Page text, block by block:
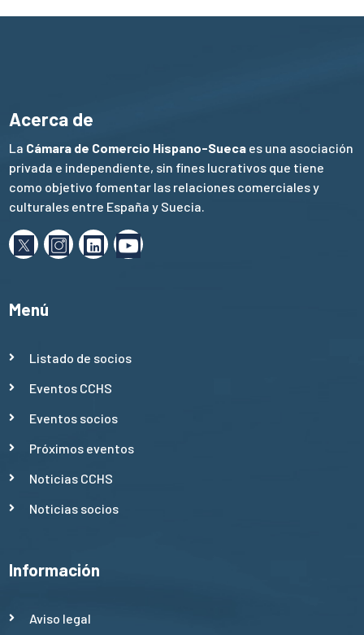
Acerca de
La Cámara de Comercio Hispano-Sueca es una asociación
privada e independiente, sin fines lucrativos que tiene
como objetivo fomentar las relaciones comerciales y
culturales entre España y Suecia.
Menú
Listado de socios
Eventos CCHS
Eventos socios
Próximos eventos
Noticias CCHS
Noticias socios
Información
Aviso legal